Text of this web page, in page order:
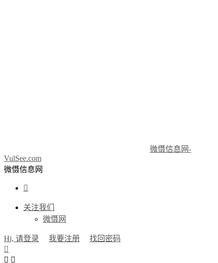
微慑信息网-
VulSee.com
微慑信息网

关注我们
微慑网
Hi, 请登录 我要注册
找回密码

 